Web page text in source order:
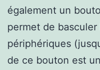
également un
permet de
périphériques
de ce bouton est